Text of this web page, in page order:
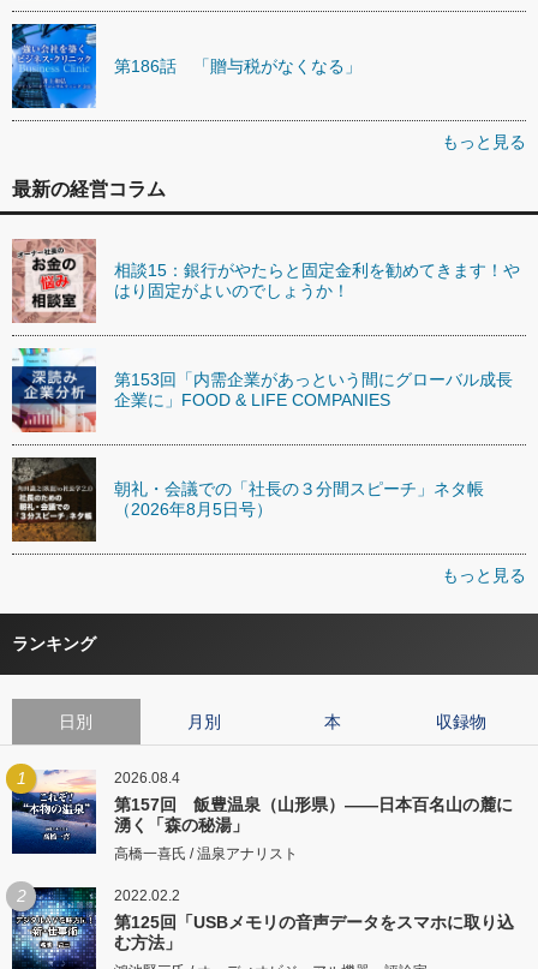
第186話 「贈与税がなくなる」
もっと見る
最新の経営コラム
相談15：銀行がやたらと固定金利を勧めてきます！や
はり固定がよいのでしょうか！
第153回「内需企業があっという間にグローバル成長
企業に」FOOD & LIFE COMPANIES
朝礼・会議での「社長の３分間スピーチ」ネタ帳
（2026年8月5日号）
もっと見る
ランキング
日別 月別 本 収録物
1 2026.08.4
第157回 飯豊温泉（山形県）――日本百名山の麓に
湧く「森の秘湯」
高橋一喜氏 / 温泉アナリスト
2 2022.02.2
第125回「USBメモリの音声データをスマホに取り込
む方法」